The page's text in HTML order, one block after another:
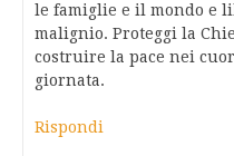
le famiglie e il mondo e
malignio. Proteggi la
costruire la pace nei
giornata.
Rispondi